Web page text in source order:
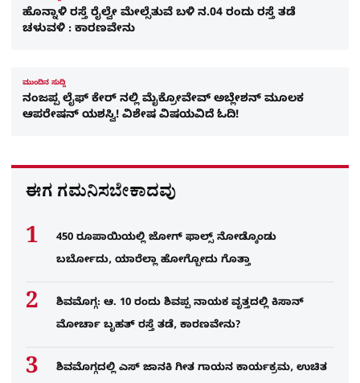
ಹೊನ್ನಾಳಿ ರಸ್ತೆ ರೈಲ್ವೇ ಮೇಲ್ಸೆತುವೆ ಬಳಿ ನ.04 ರಂದು ರಸ್ತೆ ತಡೆ
ಚಳುವಳಿ : ಕಾರಣವೇನು
ಮುಂದಿನ ಸುದ್ದಿ
ನಂಜಪ್ಪ ಲೈಫ್​ ಕೇರ್​ ನಲ್ಲಿ ಮೈಕ್ರೋವೇವ್ ಅಬ್ಲೇಶನ್ ಮೂಲಕ
ಆಪರೇಷನ್ ಯಶಸ್ವಿ! ವಿಶೇಷ ವಿಷಯವಿದೆ ಓದಿ!
ಈಗ ಗಮನಿಸಬೇಕಾದವು
450 ರೂಪಾಯಿಯಲ್ಲಿ ಜೋಗ್​ ಫಾಲ್ಸ್​ ನೋಡ್ಕೊಂಡು
ಬರ್ಬೋದು, ಯಾರೆಲ್ಲಾ ಹೋಗ್ಬೋದು ಗೊತ್ತಾ
ಶಿವಮೊಗ್ಗ: ಆ. 10 ರಂದು ಶಿವಪ್ಪ ನಾಯಕ ವೃತ್ತದಲ್ಲಿ ಕಿಸಾನ್
ಮೋರ್ಚಾ ಬೃಹತ್ ರಸ್ತೆ ತಡೆ, ಕಾರಣವೇನು?
ಶಿವಮೊಗ್ಗದಲ್ಲಿ ಎಸ್​ ಜಾನಕಿ ಗೀತ ಗಾಯನ ಕಾರ್ಯಕ್ರಮ, ಉಚಿತ